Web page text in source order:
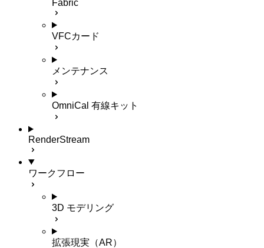
Fabric
VFCカード
メンテナンス
OmniCal 有線キット
RenderStream
ワークフロー
3D モデリング
拡張現実（AR）